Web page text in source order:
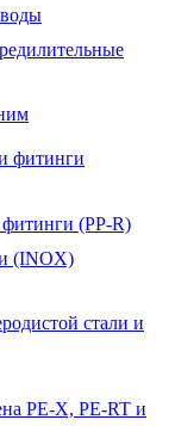
фитинги
(PP-R)
(INOX)
стали и
PE-X, PE-RT и